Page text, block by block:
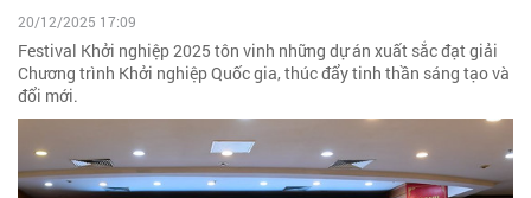
20/12/2025 17:09
Festival Khởi nghiệp 2025 tôn vinh những dự án xuất sắc đạt giải
Chương trình Khởi nghiệp Quốc gia, thúc đẩy tinh thần sáng tạo và
đổi mới.